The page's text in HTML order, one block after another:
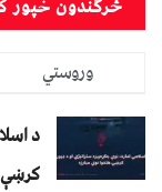
وروستي
د
کرښې